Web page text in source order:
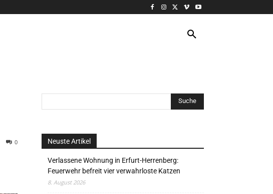
0 Neuste Artikel
Verlassene Wohnung in Erfurt-Herrenberg:
Feuerwehr befreit vier verwahrloste Katzen
8. August 2026